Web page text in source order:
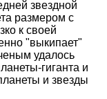
звездной
размером с
к своей
"выкипает"
удалось
гиганта и
и звезды